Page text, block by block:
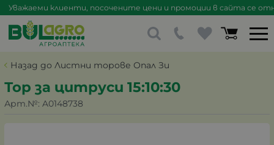
Уважаеми клиенти, посочените цени и промоции в сайта се
Назад до Листни торове Опал Зи
Тор за цитруси 15:10:30
Арт.№: A0148738